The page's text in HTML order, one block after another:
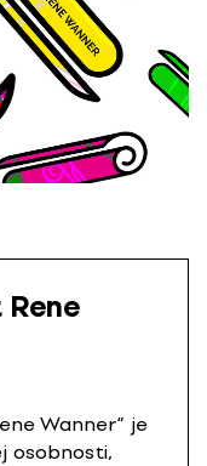
Wanner“ je
osobnosti,